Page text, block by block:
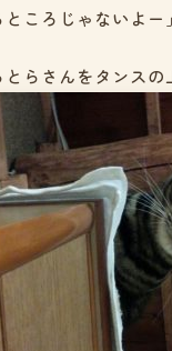
ころじゃないよー」
らさんをタンス